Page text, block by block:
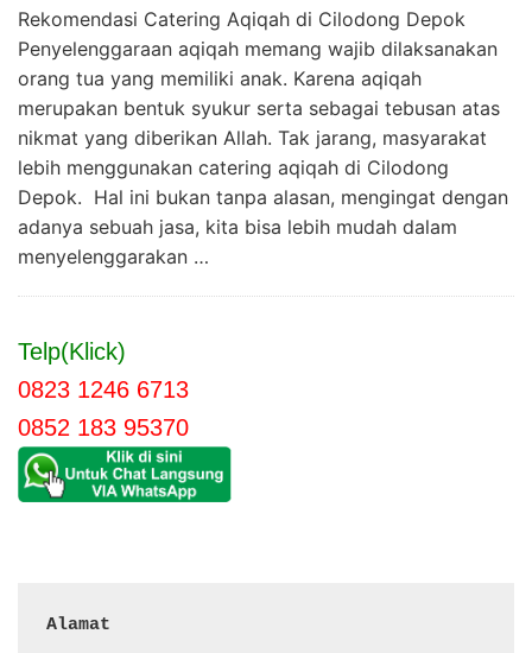
Rekomendasi Catering Aqiqah di Cilodong Depok
Penyelenggaraan aqiqah memang wajib dilaksanakan
orang tua yang memiliki anak. Karena aqiqah
merupakan bentuk syukur serta sebagai tebusan atas
nikmat yang diberikan Allah. Tak jarang, masyarakat
lebih menggunakan catering aqiqah di Cilodong
Depok. Hal ini bukan tanpa alasan, mengingat dengan
adanya sebuah jasa, kita bisa lebih mudah dalam
menyelenggarakan …
Telp(Klick)
0823 1246 6713
0852 183 95370
Alamat